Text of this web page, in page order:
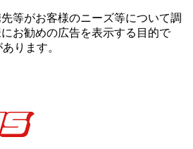
等がお客様のニーズ等について調
お勧めの広告を表⽰する⽬的で
ります。